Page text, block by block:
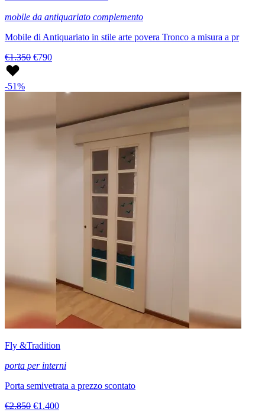
mobile da antiquariato complemento
Mobile di Antiquariato in stile arte povera Tronco a misura a pr
€1.350 €790
-51%
Fly &Tradition
porta per interni
Porta semivetrata a prezzo scontato
€2.850 €1.400